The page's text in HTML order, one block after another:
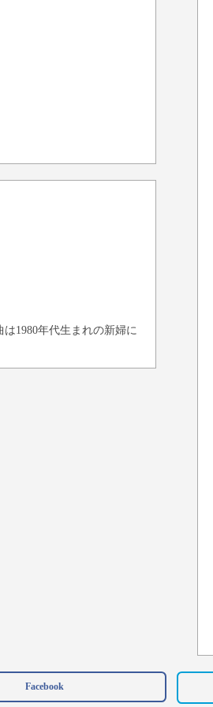
1980年代生まれの新婦に
Facebook